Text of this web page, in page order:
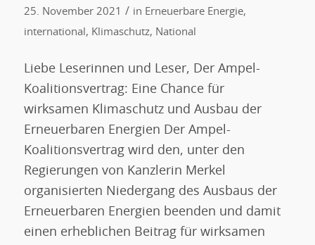
25. November 2021 / in Erneuerbare Energie,
international , Klimaschutz, National
Liebe Leserinnen und Leser, Der Ampel-
Koalitionsvertrag: Eine Chance für
wirksamen Klimaschutz und Ausbau der
Erneuerbaren Energien Der Ampel-
Koalitionsvertrag wird den, unter den
Regierungen von Kanzlerin Merkel
organisierten Niedergang des Ausbaus der
Erneuerbaren Energien beenden und damit
einen erheblichen Beitrag für wirksamen